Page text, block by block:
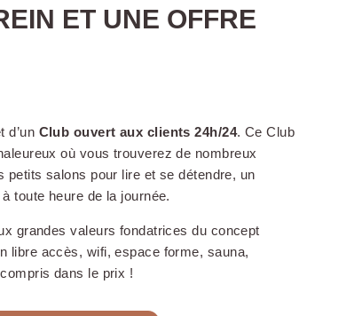
ET UNE OFFRE
d’un Club ouvert aux clients 24h/24. Ce Club
où vous trouverez de nombreux
salons pour lire et se détendre, un
toute heure de la journée.
grandes valeurs fondatrices du concept
libre accès, wifi, espace forme, sauna,
dans le prix !